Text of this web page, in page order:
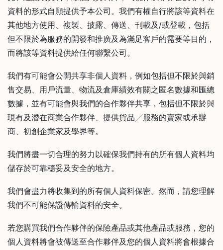
時
間
：
星
一
至
星
期
日
包
括
眾
假
)
1
資料的形式自願提供予本公司。我們有權自行將該等資料在
其他地方使用、複製、披露、傳送、刊載及/或登載，包括
但不限於為服務的開發和推廣及為滿足客戶的需要等目的，
而將該等資料提供給任何聯繫公司。
我們有可能會公開共享非個人資料，例如包括但不限於與銷
售交易、用戶流量、物流及倉庫績效有關之匿名數據和匯總
數據，並有可能會與我們的合作夥伴共享，包括但不限於與
現有及潛在商業合作夥伴、提供貨品╱服務的賣家或承辦
商、初創企業家及學界等。
我們將盡一切合理的努力以確保我們持有的所有個人資料均
儲存於可靠穩妥及安全的地方。
我們會盡力將收集到的所有個人資料保密。然而，請您理解
我們不可能保證傳輸資料的安全。
若您購買我們合作夥伴的保險產品或其他產品或服務，您的
個人資料將會被傳送至合作夥伴及您的個人資料將會根據合